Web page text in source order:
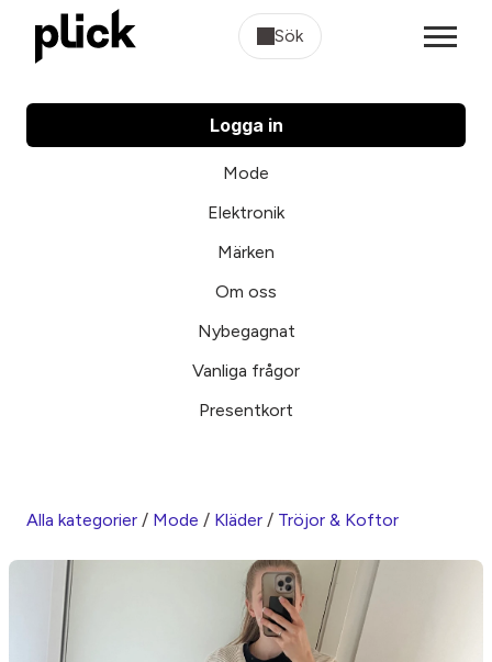
Sök
Logga in
Mode
Elektronik
Märken
Om oss
Nybegagnat
Vanliga frågor
Presentkort
Alla kategorier / Mode / Kläder / Tröjor & Koftor